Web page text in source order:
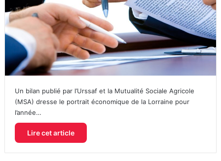
Un bilan publié par l’Urssaf et la Mutualité Sociale Agricole
(MSA) dresse le portrait économique de la Lorraine pour
l’année…
Lire cet article